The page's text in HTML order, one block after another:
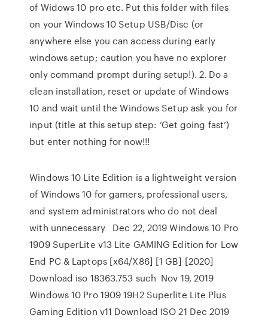
of Widows 10 pro etc. Put this folder with files
on your Windows 10 Setup USB/Disc (or
anywhere else you can access during early
windows setup; caution you have no explorer
only command prompt during setup!). 2. Do a
clean installation, reset or update of Windows
10 and wait until the Windows Setup ask you for
input (title at this setup step: ‘Get going fast’)
but enter nothing for now!!!
Windows 10 Lite Edition is a lightweight version
of Windows 10 for gamers, professional users,
and system administrators who do not deal
with unnecessary Dec 22, 2019 Windows 10 Pro
1909 SuperLite v13 Lite GAMING Edition for Low
End PC & Laptops [x64/X86] [1 GB] [2020]
Download iso 18363.753 such Nov 19, 2019
Windows 10 Pro 1909 19H2 Superlite Lite Plus
Gaming Edition v11 Download ISO 21 Dec 2019